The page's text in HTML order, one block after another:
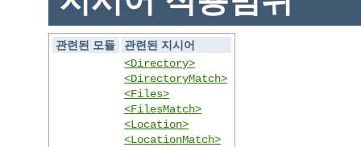
관련된 모듈
관련된 지시어
<Directory>
<DirectoryMatch>
<Files>
<FilesMatch>
<Location>
<LocationMatch>